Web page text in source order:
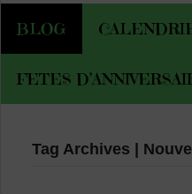
BLOG
FETES
Tag Archives |